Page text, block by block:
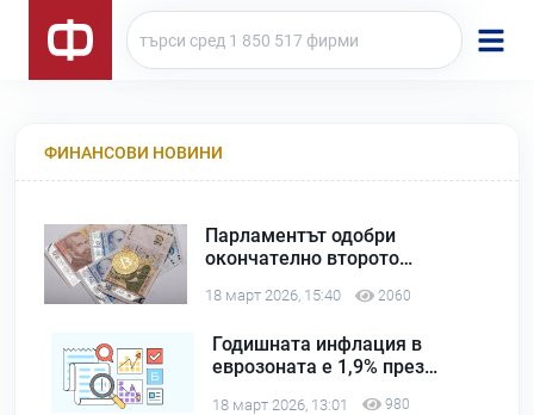
ФИНАНСОВИ НОВИНИ
Парламентът одобри
окончателно второто
18 март 2026, 15:40 2060
Годишната инфлация в
еврозоната е 1,9% през
18 март 2026, 13:01 980